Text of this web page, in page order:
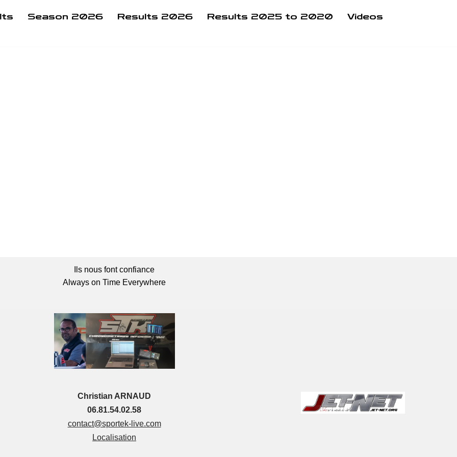
Season 2026 Results 2026 Results 2025 to 2020
Videos
Ils nous font confiance
Always on Time Everywhere
Christian ARNAUD
06.81.54.02.58
contact@sportek-live.com
Localisation